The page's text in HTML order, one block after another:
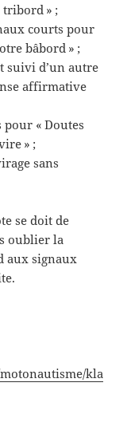
» ;
courts pour
bâbord » ;
suivi d’un autre
affirmative
« Doutes
» ;
sans
se doit de
oublier la
aux signaux
kla